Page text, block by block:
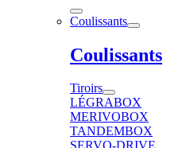
Coulissants
Coulissants
Tiroirs
LÉGRABOX
MERIVOBOX
TANDEMBOX